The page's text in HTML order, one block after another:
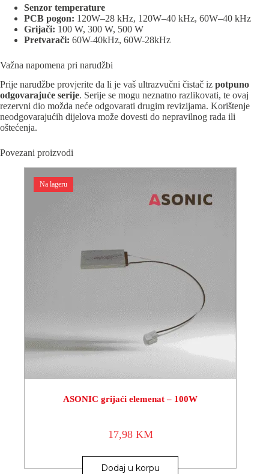
Senzor temperature
PCB pogon: 120W–28 kHz, 120W–40 kHz, 60W–40 kHz
Grijači: 100 W, 300 W, 500 W
Pretvarači: 60W-40kHz, 60W-28kHz
Važna napomena pri narudžbi
Prije narudžbe provjerite da li je vaš ultrazvučni čistač iz potpuno
odgovarajuće serije. Serije se mogu neznatno razlikovati, te ovaj
rezervni dio možda neće odgovarati drugim revizijama. Korištenje
neodgovarajućih dijelova može dovesti do nepravilnog rada ili
oštećenja.
Povezani proizvodi
Na lageru
ASONIC grijaći elemenat – 100W
17,98 KM
Dodaj u korpu